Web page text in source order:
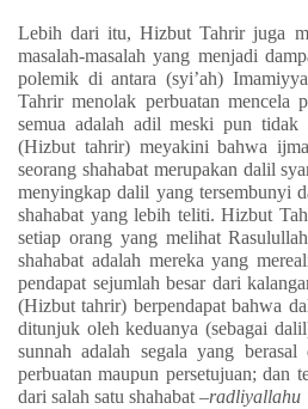
Lebih dari itu, Hizbut Tahrir juga
masalah-masalah yang menjadi
polemik di antara (syi’ah)
Tahrir menolak perbuatan mencela
semua adalah adil meski pun tidak
(Hizbut tahrir) meyakini bahwa
seorang shahabat merupakan dalil
menyingkap dalil yang tersembunyi
shahabat yang lebih teliti. Hizbut
setiap orang yang melihat
shahabat adalah mereka yang
pendapat sejumlah besar dari
(Hizbut tahrir) berpendapat bahwa
ditunjuk oleh keduanya (sebagai
sunnah adalah segala yang
perbuatan maupun persetujuan; dan
dari salah satu shahabat –radliyallahu